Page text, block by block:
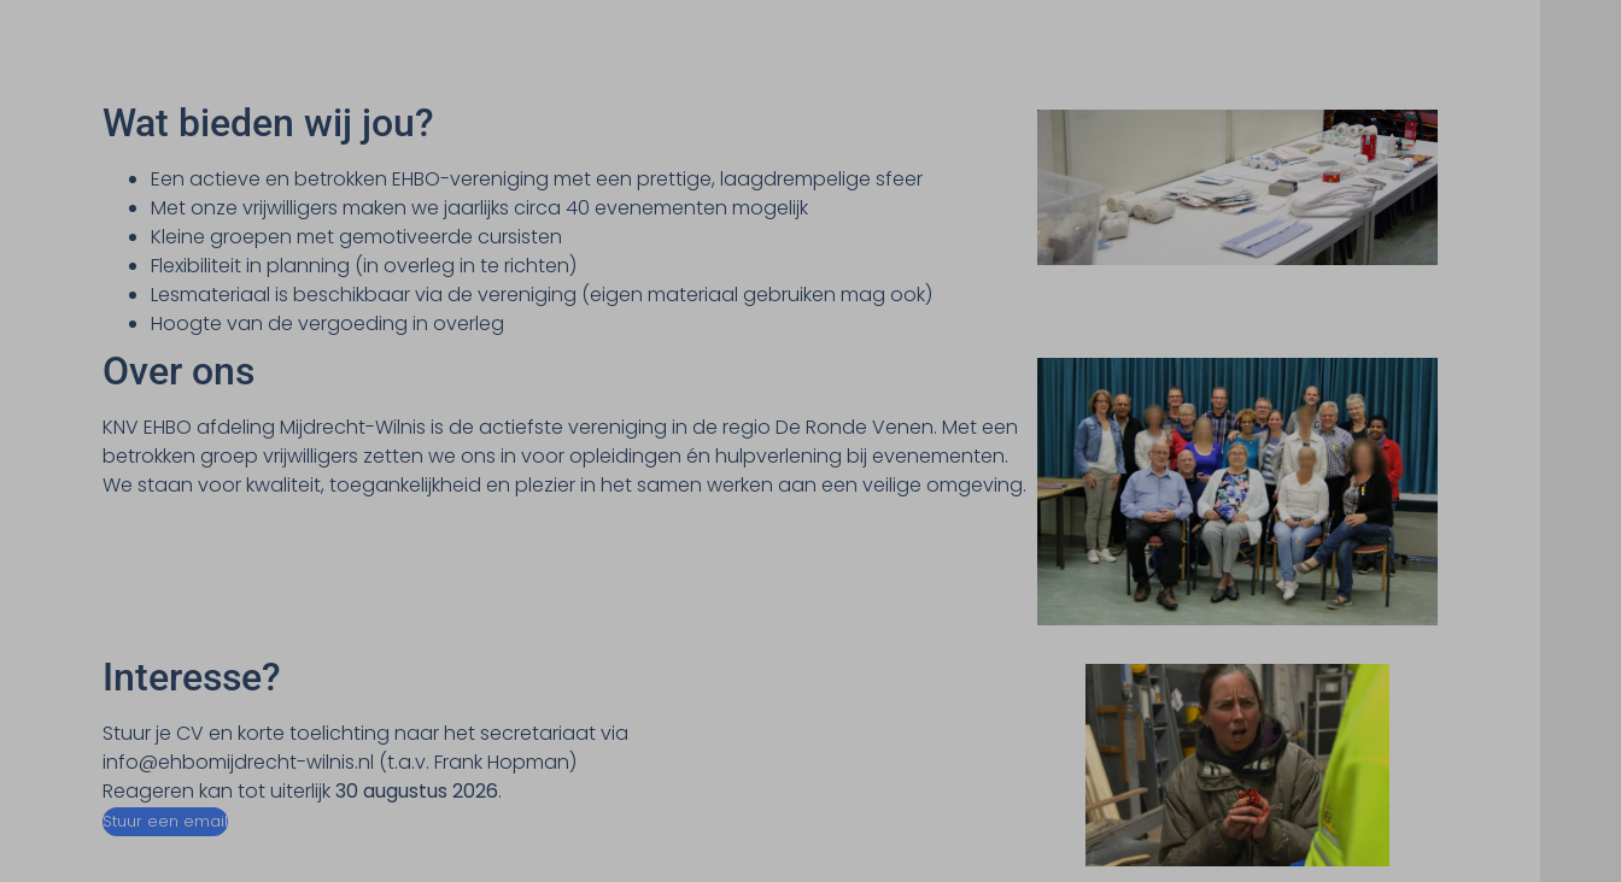
Wat bieden wij jou?
Een actieve en betrokken EHBO-vereniging met een prettige, laagdrempelige sfeer
Met onze vrijwilligers maken we jaarlijks circa 40 evenementen mogelijk
Kleine groepen met gemotiveerde cursisten
Flexibiliteit in planning (in overleg in te richten)
Lesmateriaal is beschikbaar via de vereniging (eigen materiaal gebruiken mag ook)
Hoogte van de vergoeding in overleg
Over ons
KNV EHBO afdeling Mijdrecht-Wilnis is de actiefste vereniging in de regio De Ronde Venen. Met een
betrokken groep vrijwilligers zetten we ons in voor opleidingen én hulpverlening bij evenementen.
We staan voor kwaliteit, toegankelijkheid en plezier in het samen werken aan een veilige omgeving.
Interesse?
Stuur je CV en korte toelichting naar het secretariaat via
info@ehbomijdrecht-wilnis.nl (t.a.v. Frank Hopman)
Reageren kan tot uiterlijk30 augustus 2026.
Stuur een email